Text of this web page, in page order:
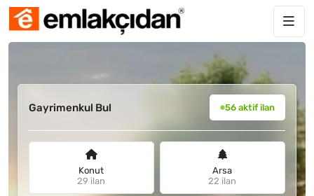
Gayrimenkul Bul 56 aktif ilan
Konut
29 ilan
Arsa
22 ilan